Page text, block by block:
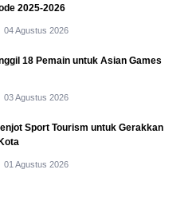
2025-2026
04 Agustus 2026
18 Pemain untuk Asian Games
03 Agustus 2026
Sport Tourism untuk Gerakkan
01 Agustus 2026